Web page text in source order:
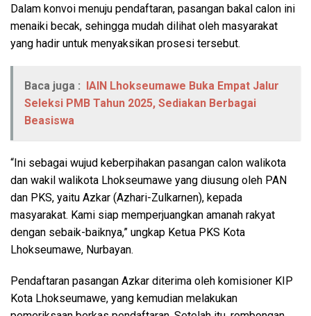
Dalam konvoi menuju pendaftaran, pasangan bakal calon ini
menaiki becak, sehingga mudah dilihat oleh masyarakat
yang hadir untuk menyaksikan prosesi tersebut.
Baca juga : IAIN Lhokseumawe Buka Empat Jalur
Seleksi PMB Tahun 2025, Sediakan Berbagai
Beasiswa
“Ini sebagai wujud keberpihakan pasangan calon walikota
dan wakil walikota Lhokseumawe yang diusung oleh PAN
dan PKS, yaitu Azkar (Azhari-Zulkarnen), kepada
masyarakat. Kami siap memperjuangkan amanah rakyat
dengan sebaik-baiknya,” ungkap Ketua PKS Kota
Lhokseumawe, Nurbayan.
Pendaftaran pasangan Azkar diterima oleh komisioner KIP
Kota Lhokseumawe, yang kemudian melakukan